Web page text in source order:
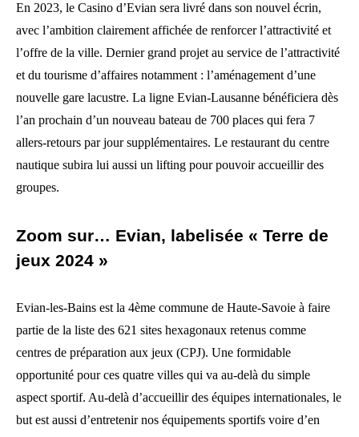
En 2023, le Casino d’Evian sera livré dans son nouvel écrin,
avec l’ambition clairement affichée de renforcer l’attractivité et
l’offre de la ville. Dernier grand projet au service de l’attractivité
et du tourisme d’affaires notamment : l’aménagement d’une
nouvelle gare lacustre. La ligne Evian-Lausanne bénéficiera dès
l’an prochain d’un nouveau bateau de 700 places qui fera 7
allers-retours par jour supplémentaires. Le restaurant du centre
nautique subira lui aussi un lifting pour pouvoir accueillir des
groupes.
Zoom sur… Evian, labelisée « Terre de
jeux 2024 »
Evian-les-Bains est la 4ème commune de Haute-Savoie à faire
partie de la liste des 621 sites hexagonaux retenus comme
centres de préparation aux jeux (CPJ). Une formidable
opportunité pour ces quatre villes qui va au-delà du simple
aspect sportif. Au-delà d’accueillir des équipes internationales, le
but est aussi d’entretenir nos équipements sportifs voire d’en